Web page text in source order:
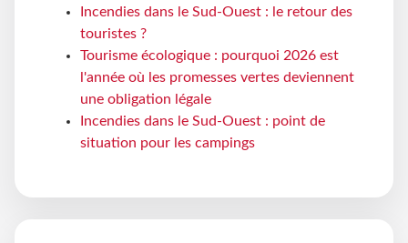
Incendies dans le Sud-Ouest : le retour des
touristes ?
Tourisme écologique : pourquoi 2026 est
l'année où les promesses vertes deviennent
une obligation légale
Incendies dans le Sud-Ouest : point de
situation pour les campings